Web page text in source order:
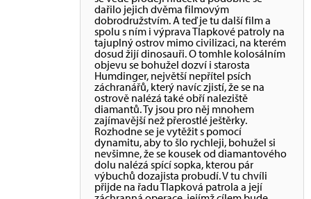
dařilo jejich dvěma filmovým
dobrodružstvím. A teď je tu další film a
spolu s ním i výprava Tlapkové patroly na
tajuplný ostrov mimo civilizaci, na kterém
dosud žijí dinosauři. O tomhle kolosálním
objevu se bohužel dozví i starosta
Humdinger, největší nepřítel psích
záchranářů, který navíc zjistí, že se na
ostrově nalézá také obří naleziště
diamantů. Ty jsou pro něj mnohem
zajímavější než přerostlé ještěrky.
Rozhodne se je vytěžit s pomocí
dynamitu, aby to šlo rychleji, bohužel si
nevšimne, že se kousek od diamantového
dolu nalézá spící sopka, kterou pár
výbuchů dozajista probudí. V tu chvíli
přijde na řadu Tlapková patrola a její